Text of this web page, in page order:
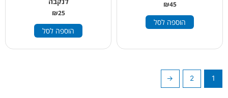
₪45
הוספה לסל
₪25
הוספה לסל
1
2
←